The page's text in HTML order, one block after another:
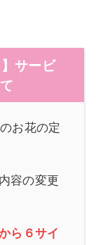
】サービ
お花の定
容の変更
ら６サイ